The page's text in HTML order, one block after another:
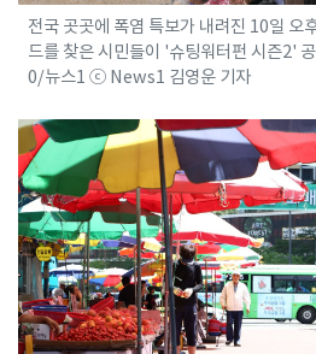
전국 곳곳에 폭염 특보가 내려진 10일 오
드를 찾은 시민들이 '슈팅워터펀 시즌2'
0/뉴스1 ⓒ News1 김영운 기자